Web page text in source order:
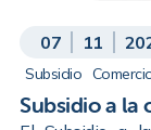
07 11
Subsidio
Subsidio a la